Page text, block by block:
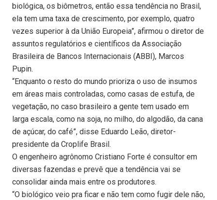
biológica, os biômetros, então essa tendência no Brasil,
ela tem uma taxa de crescimento, por exemplo, quatro
vezes superior à da União Europeia”, afirmou o diretor de
assuntos regulatórios e científicos da Associação
Brasileira de Bancos Internacionais (ABBI), Marcos
Pupin.
“Enquanto o resto do mundo prioriza o uso de insumos
em áreas mais controladas, como casas de estufa, de
vegetação, no caso brasileiro a gente tem usado em
larga escala, como na soja, no milho, do algodão, da cana
de açúcar, do café”, disse Eduardo Leão, diretor-
presidente da Croplife Brasil.
O engenheiro agrônomo Cristiano Forte é consultor em
diversas fazendas e prevê que a tendência vai se
consolidar ainda mais entre os produtores.
“O biológico veio pra ficar e não tem como fugir dele não,